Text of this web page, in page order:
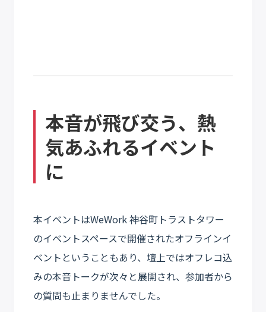
本音が飛び交う、熱
気あふれるイベント
に
本イベントはWeWork 神谷町トラストタワー
のイベントスペースで開催されたオフラインイ
ベントということもあり、壇上ではオフレコ込
みの本音トークが次々と展開され、参加者から
の質問も止まりませんでした。